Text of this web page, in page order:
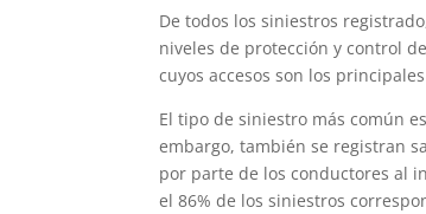
De todos los siniestros
niveles de protección y control
cuyos accesos son los
El tipo de siniestro más común
embargo, también se registran
por parte de los conductores al
el 86% de los siniestros